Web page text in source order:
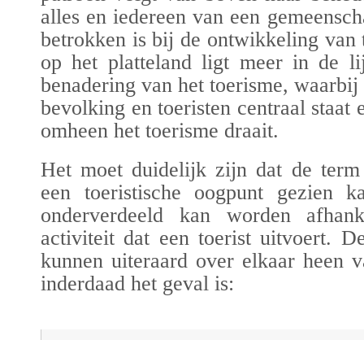
alles en iedereen van een
betrokken is bij de ontwikkeling van
op het platteland ligt meer in de
benadering van het toerisme, waarbij
bevolking en toeristen centraal staat
omheen het toerisme draait.
Het moet duidelijk zijn dat de
een toeristische oogpunt gezien
onderverdeeld kan worden
activiteit dat een toerist uitvoert.
kunnen uiteraard over elkaar heen
inderdaad het geval is: